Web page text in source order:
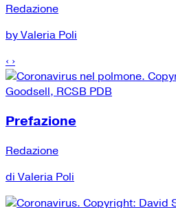
Redazione
by Valeria Poli
‹ ›
Prefazione
Redazione
di Valeria Poli